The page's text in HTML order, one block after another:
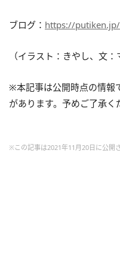
ブログ： https://
（イラスト：きやし、文
※本記事は公開時点の情報
があります。予めご了承く
※この記事は2021年11月20日に公開